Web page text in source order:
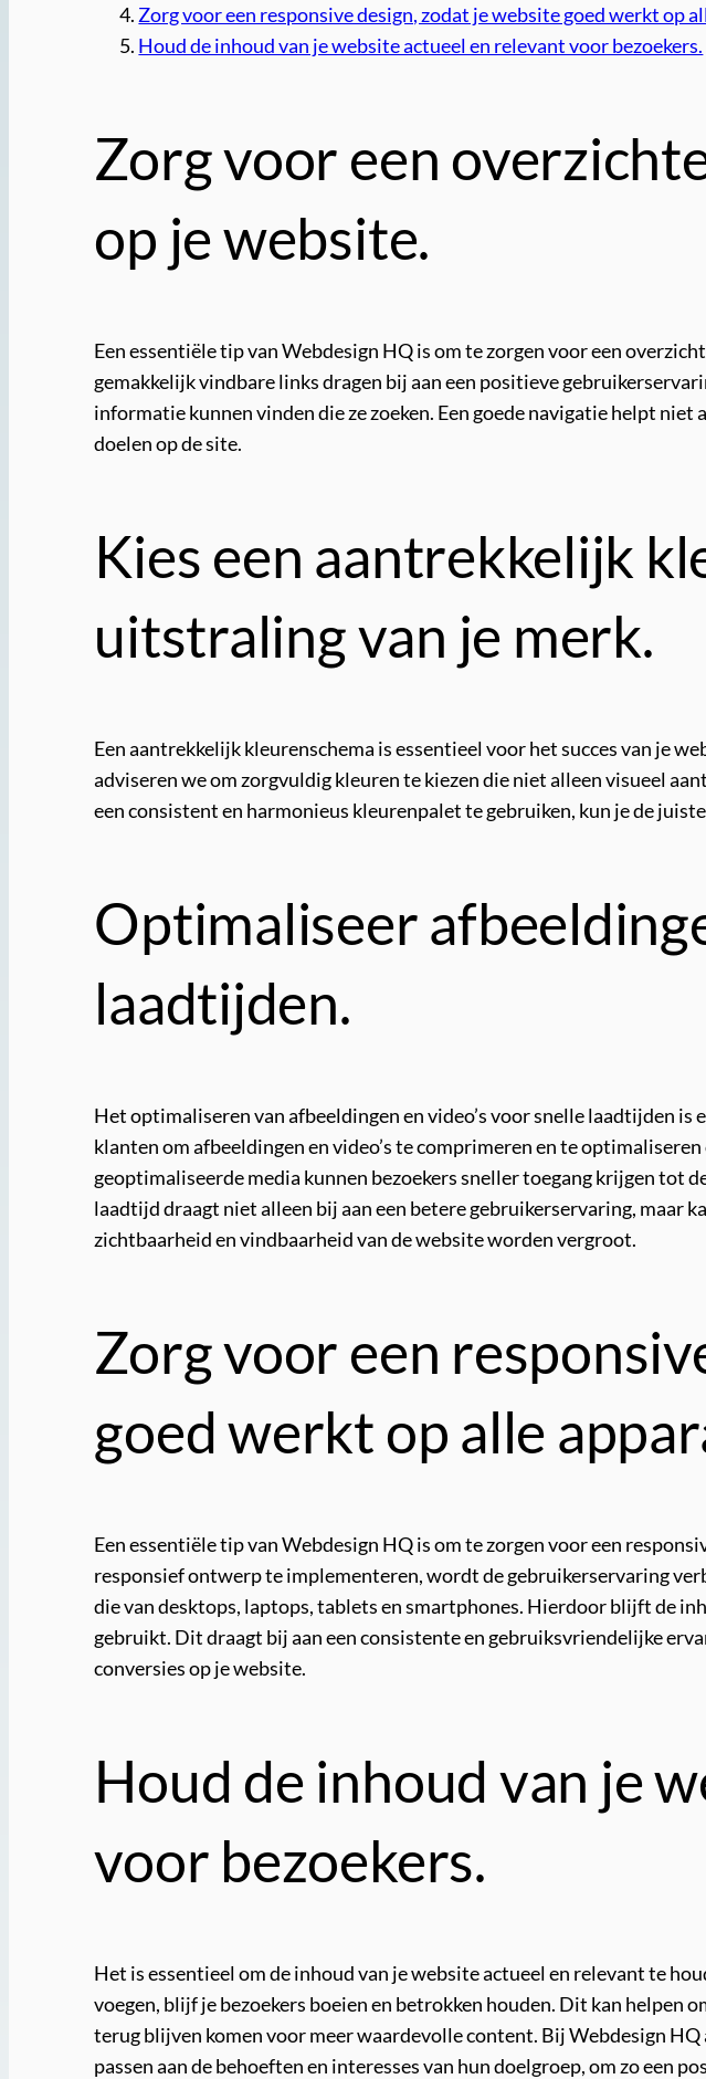
Zorg voor een responsive design, zodat je website goed werkt op
Houd de inhoud van je website actueel en relevant voor bezoekers.
Zorg voor een
op je website.
Een essentiële tip van Webdesign HQ is om te zorgen voor een
gemakkelijk vindbare links dragen bij aan een positieve
informatie kunnen vinden die ze zoeken. Een goede navigatie helpt
doelen op de site.
Kies een aantrekkelijk
uitstraling van je merk.
Een aantrekkelijk kleurenschema is essentieel voor het succes van je
adviseren we om zorgvuldig kleuren te kiezen die niet alleen visueel
een consistent en harmonieus kleurenpalet te gebruiken, kun je de
Optimaliseer
laadtijden.
Het optimaliseren van afbeeldingen en video’s voor snelle laadtijden
klanten om afbeeldingen en video’s te comprimeren en te
geoptimaliseerde media kunnen bezoekers sneller toegang krijgen tot
laadtijd draagt niet alleen bij aan een betere gebruikerservaring, maar
zichtbaarheid en vindbaarheid van de website worden vergroot.
Zorg voor een
goed werkt op alle
Een essentiële tip van Webdesign HQ is om te zorgen voor een
responsief ontwerp te implementeren, wordt de gebruikerservaring
die van desktops, laptops, tablets en smartphones. Hierdoor blijft de
gebruikt. Dit draagt bij aan een consistente en gebruiksvriendelijke
conversies op je website.
Houd de inhoud van je
voor bezoekers.
Het is essentieel om de inhoud van je website actueel en relevant te
voegen, blijf je bezoekers boeien en betrokken houden. Dit kan helpen
terug blijven komen voor meer waardevolle content. Bij Webdesign
passen aan de behoeften en interesses van hun doelgroep, om zo een